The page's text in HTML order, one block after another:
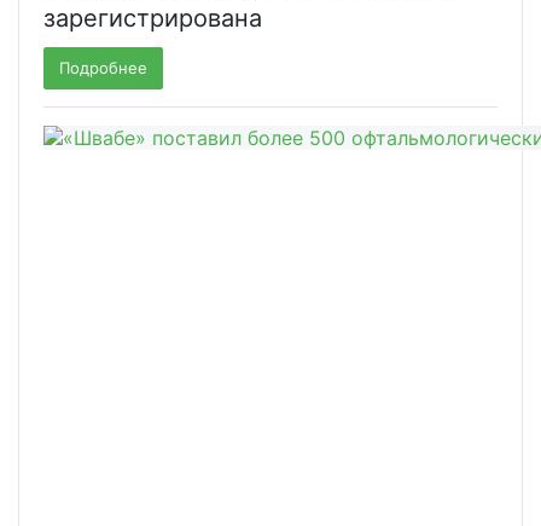
зарегистрирована
Подробнее